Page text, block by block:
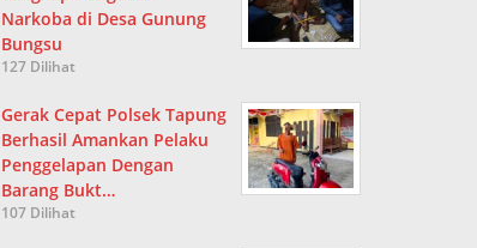
Narkoba di Desa Gunung
Bungsu
127 Dilihat
Gerak Cepat Polsek Tapung
Berhasil Amankan Pelaku
Penggelapan Dengan
Barang Bukt…
107 Dilihat